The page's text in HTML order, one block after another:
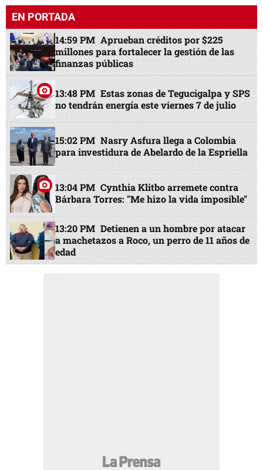
EN PORTADA
14:59 PM Aprueban créditos por $225
millones para fortalecer la gestión de las
finanzas públicas
13:48 PM Estas zonas de Tegucigalpa y SPS
no tendrán energía este viernes 7 de julio
15:02 PM Nasry Asfura llega a Colombia
para investidura de Abelardo de la Espriella
13:04 PM Cynthia Klitbo arremete contra
Bárbara Torres: "Me hizo la vida imposible"
13:20 PM Detienen a un hombre por atacar
a machetazos a Roco, un perro de 11 años de
edad